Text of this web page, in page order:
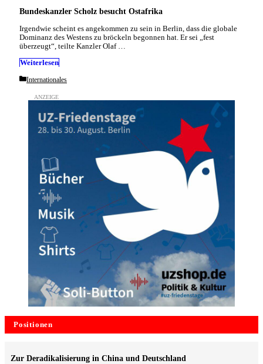
Bundeskanzler Scholz besucht Ostafrika
Irgendwie scheint es angekommen zu sein in Berlin, dass die globale
Dominanz des Westens zu bröckeln begonnen hat. Er sei „fest
überzeugt“, teilte Kanzler Olaf …
Weiterlesen
Categories
Internationales
Positionen
Zur Deradikalisierung in China und Deutschland